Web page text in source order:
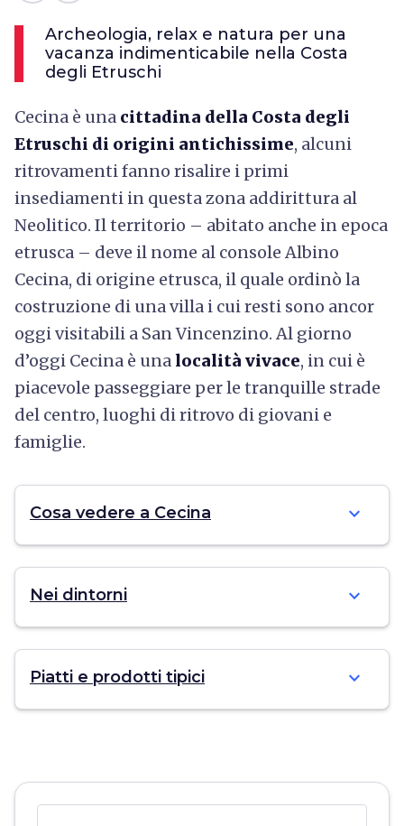
Archeologia, relax e natura per una
vacanza indimenticabile nella Costa
degli Etruschi
Cecina è una cittadina della Costa degli
Etruschi di origini antichissime, alcuni
ritrovamenti fanno risalire i primi
insediamenti in questa zona addirittura al
Neolitico. Il territorio – abitato anche in epoca
etrusca – deve il nome al console Albino
Cecina, di origine etrusca, il quale ordinò la
costruzione di una villa i cui resti sono ancor
oggi visitabili a San Vincenzino. Al giorno
d’oggi Cecina è unalocalità vivace, in cui è
piacevole passeggiare per le tranquille strade
del centro, luoghi di ritrovo di giovani e
famiglie.
Cosa vedere a Cecina expand_more
Nei dintorni expand_more
Piatti e prodotti tipici expand_more